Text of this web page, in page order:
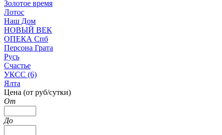
Золотое время
Лотос
Наш Дом
НОВЫЙ ВЕК
ОПЕКА Спб
Персона Грата
Русь
Счастье
УКСС (6)
Ялта
Цена (от руб/сутки)
От
До